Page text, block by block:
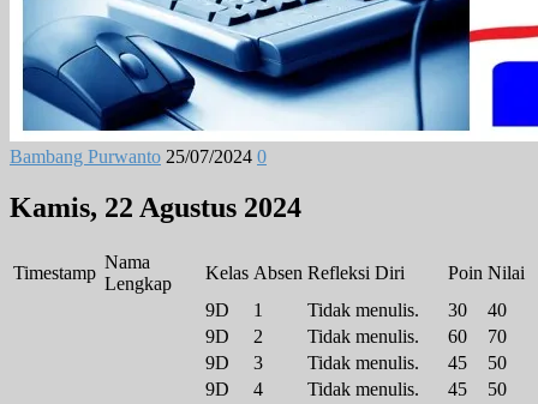
Bambang Purwanto 25/07/2024 0
Kamis, 22 Agustus 2024
Timestamp
Nama
Lengkap
Kelas Absen Refleksi Diri Poin Nilai
9D
1 Tidak menulis. 30
40
9D
2 Tidak menulis. 60
70
9D
3 Tidak menulis. 45
50
9D
4 Tidak menulis. 45 50